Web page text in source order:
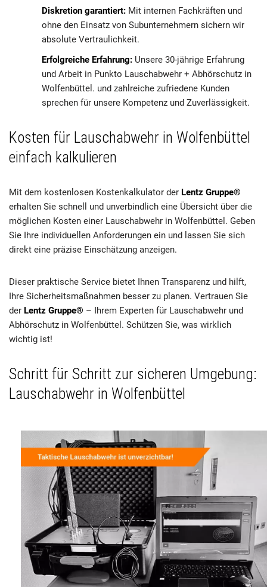
Diskretion garantiert: Mit internen Fachkräften und
ohne den Einsatz von Subunternehmern sichern wir
absolute Vertraulichkeit.
Erfolgreiche Erfahrung: Unsere 30-jährige Erfahrung
und Arbeit in Punkto Lauschabwehr + Abhörschutz in
Wolfenbüttel. und zahlreiche zufriedene Kunden
sprechen für unsere Kompetenz und Zuverlässigkeit.
Kosten für Lauschabwehr in Wolfenbüttel
einfach kalkulieren
Mit dem kostenlosen Kostenkalkulator der Lentz Gruppe®
erhalten Sie schnell und unverbindlich eine Übersicht über die
möglichen Kosten einer Lauschabwehr in Wolfenbüttel. Geben
Sie Ihre individuellen Anforderungen ein und lassen Sie sich
direkt eine präzise Einschätzung anzeigen.
Dieser praktische Service bietet Ihnen Transparenz und hilft,
Ihre Sicherheitsmaßnahmen besser zu planen. Vertrauen Sie
der Lentz Gruppe® – Ihrem Experten für Lauschabwehr und
Abhörschutz in Wolfenbüttel. Schützen Sie, was wirklich
wichtig ist!
Schritt für Schritt zur sicheren Umgebung:
Lauschabwehr in Wolfenbüttel